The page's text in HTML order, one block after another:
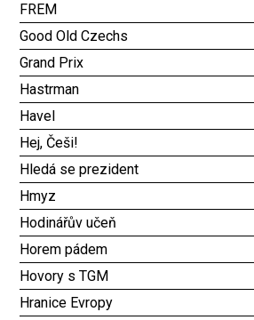
FREM
Good Old Czechs
Grand Prix
Hastrman
Havel
Hej, Češi!
Hledá se prezident
Hmyz
Hodinářův učeň
Horem pádem
Hovory s TGM
Hranice Evropy